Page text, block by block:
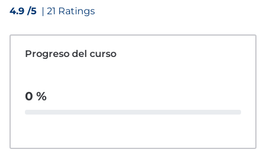
4.9 /5 | 21 Ratings
Progreso del curso
0 %